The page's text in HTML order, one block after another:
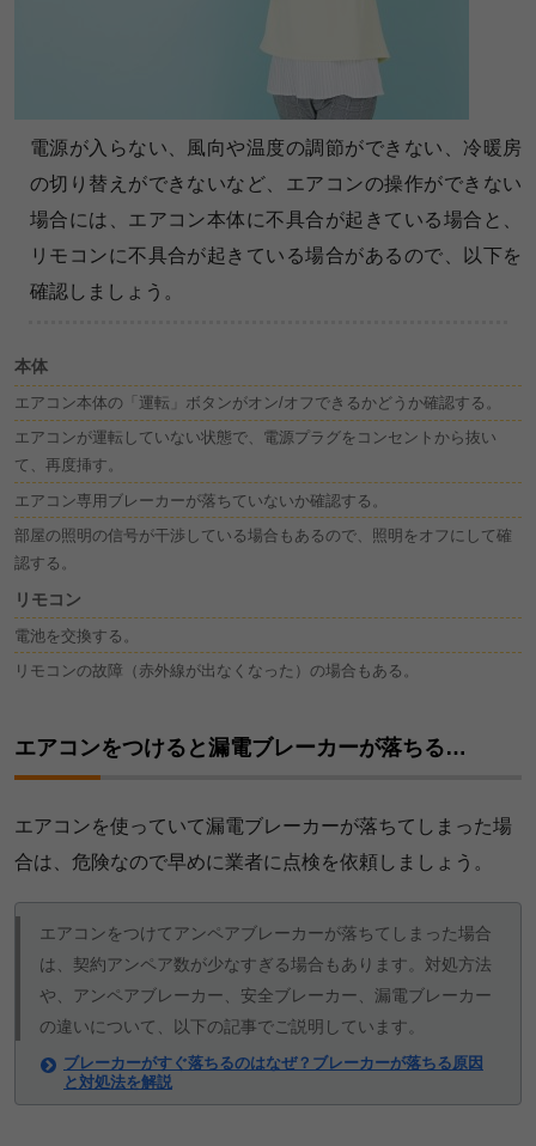
電源が入らない、風向や温度の調節ができない、冷暖房
の切り替えができないなど、エアコンの操作ができない
場合には、エアコン本体に不具合が起きている場合と、
リモコンに不具合が起きている場合があるので、以下を
確認しましょう。
本体
エアコン本体の「運転」ボタンがオン/オフできるかどうか確認する。
エアコンが運転していない状態で、電源プラグをコンセントから抜い
て、再度挿す。
エアコン専用ブレーカーが落ちていないか確認する。
部屋の照明の信号が干渉している場合もあるので、照明をオフにして確
認する。
リモコン
電池を交換する。
リモコンの故障（赤外線が出なくなった）の場合もある。
エアコンをつけると漏電ブレーカーが落ちる…
エアコンを使っていて漏電ブレーカーが落ちてしまった場
合は、危険なので早めに業者に点検を依頼しましょう。
エアコンをつけてアンペアブレーカーが落ちてしまった場合
は、契約アンペア数が少なすぎる場合もあります。対処方法
や、アンペアブレーカー、安全ブレーカー、漏電ブレーカー
の違いについて、以下の記事でご説明しています。
ブレーカーがすぐ落ちるのはなぜ？ブレーカーが落ちる原因
と対処法を解説